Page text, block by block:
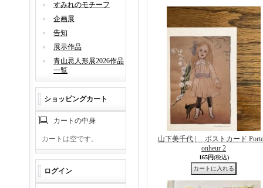
すみれのモチーフ
企画展
告知
展示作品
青山忌人形展2026作品
一覧
ショッピングカート
カートの中身
カートは空です。
ログイン
山下美千代 | ポストカード
onheur 2
165円(税込)